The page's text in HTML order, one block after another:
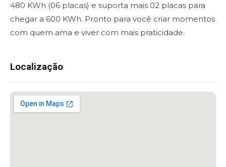
480 KWh (06 placas) e suporta mais 02 placas para
chegar a 600 KWh. Pronto para você criar momentos
com quem ama e viver com mais praticidade.
Localização